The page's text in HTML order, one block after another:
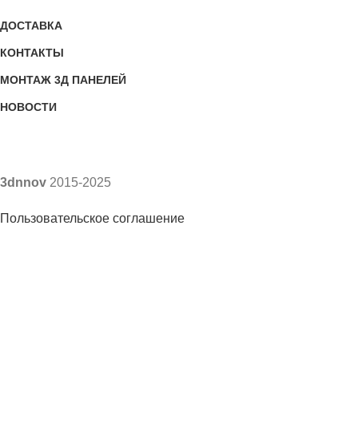
ДОСТАВКА
КОНТАКТЫ
МОНТАЖ 3Д ПАНЕЛЕЙ
НОВОСТИ
3dnnov 2015-2025
Пользовательское соглашение